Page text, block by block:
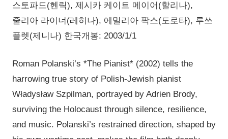
스토파드(헨릭), 제시카 케이트 메이어(할리나),
줄리아 라이너(레히나), 에밀리아 팍스(도로타), 루쓰
플렛(제니나) 한국개봉: 2003/1/1
Roman Polanski’s *The Pianist* (2002) tells the
harrowing true story of Polish-Jewish pianist
Władysław Szpilman, portrayed by Adrien Brody,
surviving the Holocaust through silence, resilience,
and music. Polanski’s restrained direction, shaped by